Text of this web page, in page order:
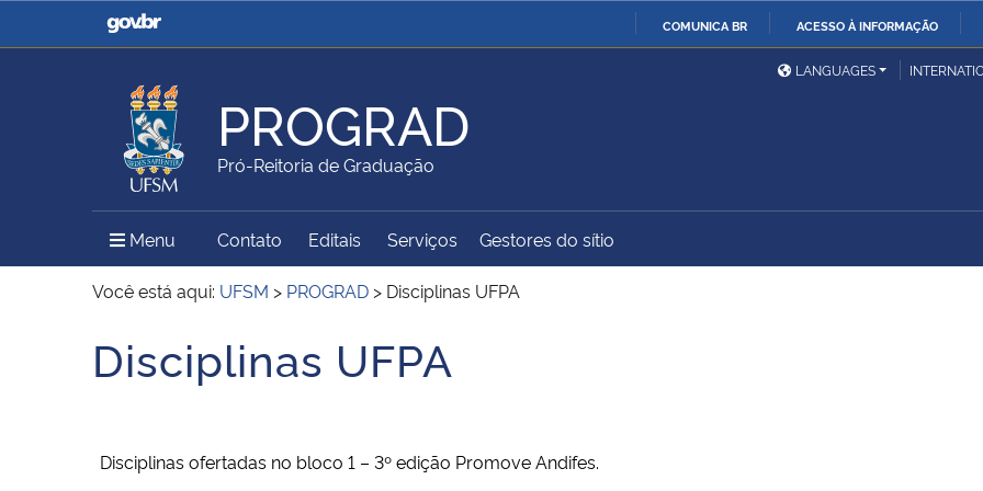
COMUNICA BR ACESSO À INFORMAÇÃO
Casa Civil
Ministério da Justiça e
Ministério da Defesa
Ministério das Relações
Exteriores
Ministério da Agricultura,
Pecuária e Abastecimento
Ministério da Educação
Ministério do Meio Ambiente Ministério do Turismo
Ministério do
Secretaria de Governo
Gabinete de Segurança
LANGUAGES
PROGRAD
Pró-Reitoria de Graduação
Menu Menu Principal do Sítio
Contato Editais Serviços Gestores do sítio
Você está aqui: UFSM > PROGRAD > Disciplinas UFPA
Início do conteúdo
Disciplinas UFPA
Disciplinas ofertadas no bloco 1 – 3º edição Promove Andifes.